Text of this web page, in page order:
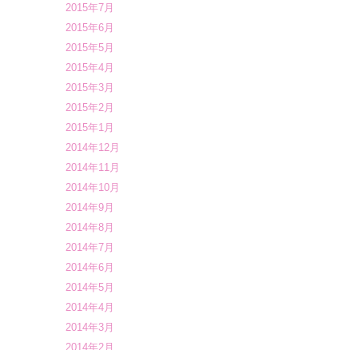
2015年7月
2015年6月
2015年5月
2015年4月
2015年3月
2015年2月
2015年1月
2014年12月
2014年11月
2014年10月
2014年9月
2014年8月
2014年7月
2014年6月
2014年5月
2014年4月
2014年3月
2014年2月